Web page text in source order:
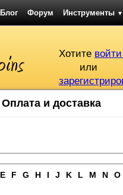
Блог Форум Инструменты ▼
Хотите
или
Оплата и доставка
E F G H I J K L M N O